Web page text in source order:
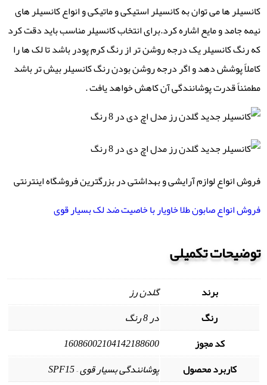
کانسیلر ها می توان به کانسیلر استیکی و ماتیکی و انواع کانسیلر های
نیمه جامد و مایع اشاره کرد.برای انتخاب کانسیلر مناسب باید دقت کرد
که رنگ کانسیلر یک درجه روشن تر از رنگ کرم پودر باشد تا لک ها را
کاملاً پوشش دهد و اگر درجه روشن بودن رنگ کانسیلر بیش تر باشد
مطمئناً قدرت پوشانندگی آن کاهش خواهد یافت .
فروش انواع لوازم آرایشی و بهداشتی در بزرگترین فروشگاه اینترنتی
فروش انواع صابون طلا خاویار با خاصیت ضد لک بسیار قوی
توضیحات تکمیلی
برند
گلدن رز
رنگ
در 8 رنگ
کد مجوز
16086002104142188600
کاربرد محصول
پوشانندگی بسیار قوی – SPF15